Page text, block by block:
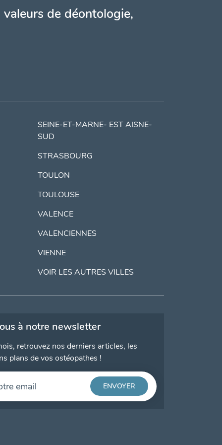
de déontologie,
SEINE-ET-MARNE- EST AISNE-
SUD
STRASBOURG
TOULON
TOULOUSE
VALENCE
VALENCIENNES
VIENNE
VOIR LES AUTRES VILLES
à notre newsletter
retrouvez nos derniers articles, les
plans de vos ostéopathes !